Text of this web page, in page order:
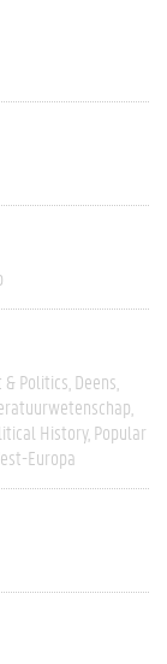
& Politics Deens
History Popular
Europa